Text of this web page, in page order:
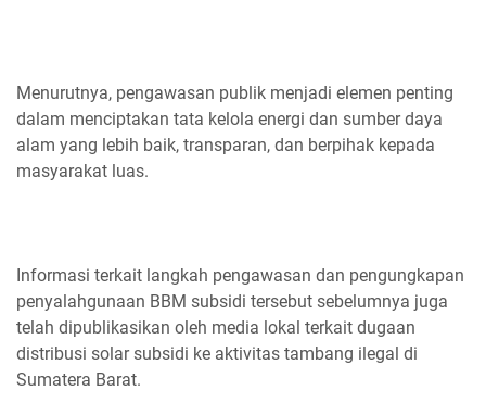
Menurutnya, pengawasan publik menjadi elemen penting
dalam menciptakan tata kelola energi dan sumber daya
alam yang lebih baik, transparan, dan berpihak kepada
masyarakat luas.
Informasi terkait langkah pengawasan dan pengungkapan
penyalahgunaan BBM subsidi tersebut sebelumnya juga
telah dipublikasikan oleh media lokal terkait dugaan
distribusi solar subsidi ke aktivitas tambang ilegal di
Sumatera Barat.